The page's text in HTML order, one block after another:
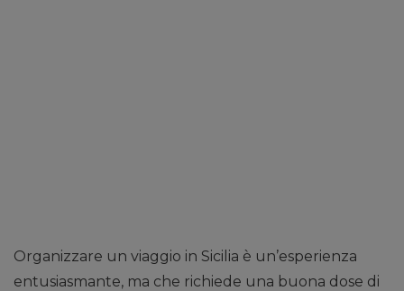
Organizzare un viaggio in Sicilia è un’esperienza
entusiasmante, ma che richiede una buona dose di